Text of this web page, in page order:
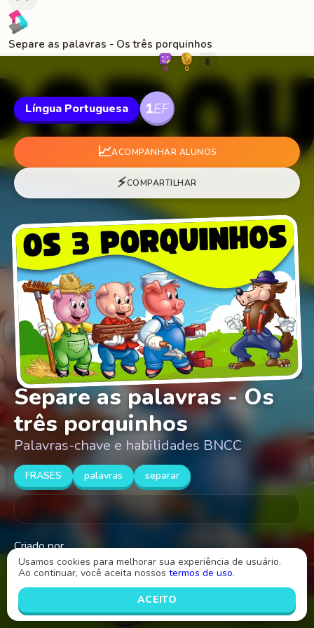
Separe as palavras - Os três porquinhos
0 0 🐛
Língua Portuguesa
📈ACOMPANHAR ALUNOS
⚡COMPARTILHAR
Separe as palavras - Os
três porquinhos
Palavras-chave e habilidades BNCC
FRASES palavras separar
Criado por
Milane Leal Alves
Usamos cookies para melhorar sua experiência de usuário.
Ao continuar, você aceita nossos termos de uso.
ACEITO